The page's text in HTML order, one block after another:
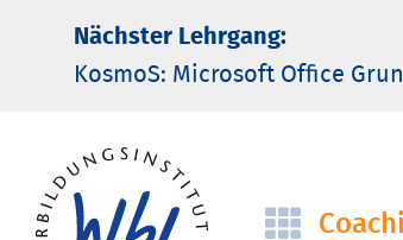
Nächster Lehrgang:
KosmoS: Microsoft Office